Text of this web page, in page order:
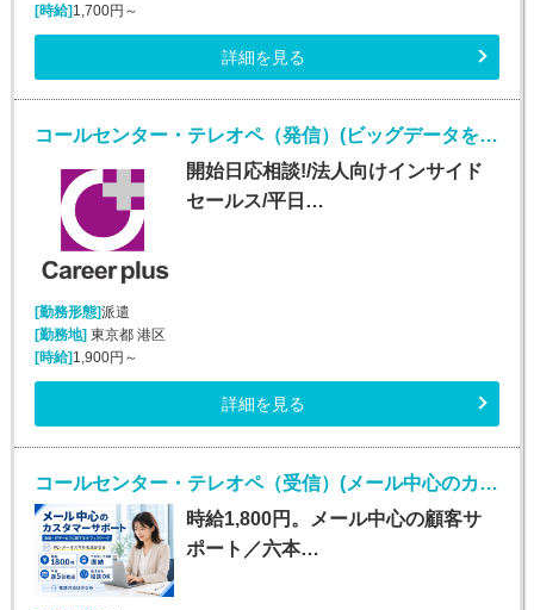
[時給]1,700円～
詳細を見る
コールセンター・テレオペ（発信）(ビッグデータを扱うIT企業での法人向けインサイドセールス)
開始日応相談!/法人向けインサイド
セールス/平日…
[勤務形態]派遣
[勤務地] 東京都 港区
[時給] 1,900円～
詳細を見る
コールセンター・テレオペ（受信）(メール中心のカスタマーサポート)
時給1,800円。メール中心の顧客サ
ポート／六本…